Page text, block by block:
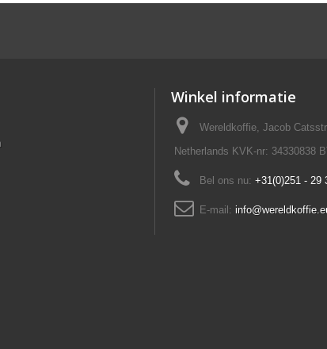
Winkel informatie
Wereldkoffie, Jacob
Netherlands KVK-nr: 34330838
Bel ons nu: +31(0)251 - 29
E-mail: